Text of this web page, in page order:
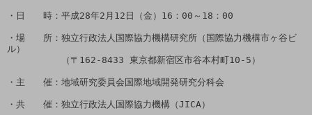
・日　　時：平成28年2月12日（金）16：00～18：00
・場　　所：独立行政法人国際協力機構研究所（国際協力機構市ヶ谷ビ
ル）
（〒162-8433 東京都新宿区市谷本村町10-5）
・主　　催：地域研究委員会国際地域開発研究分科会
・共　　催：独立行政法人国際協力機構（JICA）